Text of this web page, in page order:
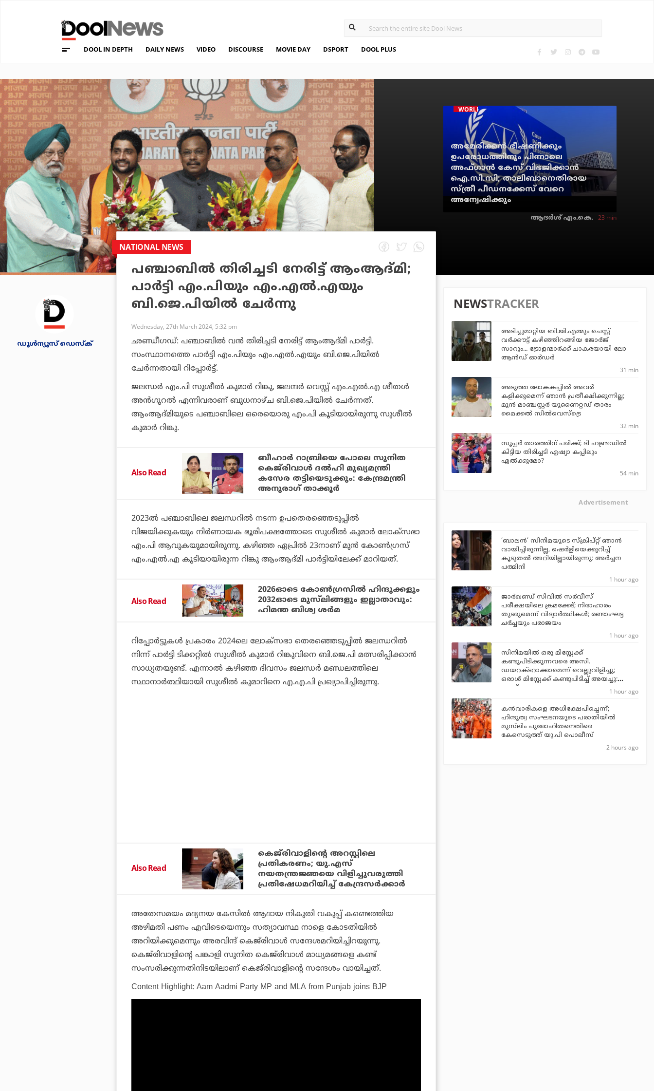
DOOL IN DEPTH DAILY NEWS VIDEO DISCOURSE MOVIE DAY DSPORT DOOL PLUS
WORLD NEWS
അമേരിക്കന്‍ ഭീഷണിക്കും
ഉപരോധത്തിനും പിന്നാലെ
അഫ്ഗാന്‍ കേസ് വിഭജിക്കാന്‍
ഐ.സി.സി; താലിബാനെതിരായ
സ്ത്രീ പീഡനക്കേസ് വേറെ
അന്വേഷിക്കും
ആദർശ് എം.കെ. 23 min
ഡൂള്‍ന്യൂസ് ഡെസ്‌ക്
NATIONAL NEWS
പഞ്ചാബില്‍ തിരിച്ചടി നേരിട്ട് ആംആദ്മി;
പാര്‍ട്ടി എം.പിയും എം.എല്‍.എയും
ബി.ജെ.പിയില്‍ ചേര്‍ന്നു
Wednesday, 27th March 2024, 5:32 pm
ഛണ്ഡീഗഡ്: പഞ്ചാബില്‍ വന്‍ തിരിച്ചടി നേരിട്ട് ആംആദ്മി പാര്‍ട്ടി.
സംസ്ഥാനത്തെ പാര്‍ട്ടി എം.പിയും എം.എല്‍.എയും ബി.ജെ.പിയില്‍
ചേര്‍ന്നതായി റിപ്പോര്‍ട്ട്.
ജലന്ധര്‍ എം.പി സുശീല്‍ കുമാര്‍ റിങ്കു, ജലന്ദര്‍ വെസ്റ്റ് എം.എല്‍.എ ശീതള്‍
അന്‍ഗൂറല്‍ എന്നിവരാണ് ബുധനാഴ്ച ബി.ജെ.പിയില്‍ ചേര്‍ന്നത്.
ആംആദ്മിയുടെ പഞ്ചാബിലെ ഒരെയൊരു എം.പി കൂടിയായിരുന്നു സുശീല്‍
കുമാര്‍ റിങ്കു.
Also Read
ബീഹാര്‍ റാബ്രിയെ പോലെ സുനിത
കെജ്‌രിവാൾ ദല്‍ഹി മുഖ്യമന്ത്രി
കസേര തട്ടിയെടുക്കും: കേന്ദ്രമന്ത്രി
അനുരാഗ് താക്കൂര്‍
2023ല്‍ പഞ്ചാബിലെ ജലന്ധറില്‍ നടന്ന ഉപതെരഞ്ഞെടുപ്പില്‍
വിജയിക്കുകയും നിര്‍ണായക ഭൂരിപക്ഷത്തോടെ സുശീല്‍ കുമാര്‍ ലോക്സഭാ
എം.പി ആവുകയുമായിരുന്നു. കഴിഞ്ഞ ഏപ്രില്‍ 23നാണ് മുന്‍ കോണ്‍ഗ്രസ്
എം.എല്‍.എ കൂടിയായിരുന്ന റിങ്കു ആംആദ്മി പാര്‍ട്ടിയിലേക്ക് മാറിയത്.
Also Read
2026ഓടെ കോണ്‍ഗ്രസില്‍ ഹിന്ദുക്കളും
2032ഓടെ മുസ്‌ലിങ്ങളും ഇല്ലാതാവും:
ഹിമന്ത ബിശ്വ ശര്‍മ
റിപ്പോര്‍ട്ടുകള്‍ പ്രകാരം 2024ലെ ലോക്സഭാ തെരഞ്ഞെടുപ്പില്‍ ജലന്ധറില്‍
നിന്ന് പാര്‍ട്ടി ടിക്കറ്റില്‍ സുശീല്‍ കുമാര്‍ റിങ്കുവിനെ ബി.ജെ.പി മത്സരിപ്പിക്കാന്‍
സാധ്യതയുണ്ട്. എന്നാല്‍ കഴിഞ്ഞ ദിവസം ജലന്ധര്‍ മണ്ഡലത്തിലെ
സ്ഥാനാര്‍ത്ഥിയായി സുശീല്‍ കുമാറിനെ എ.എ.പി പ്രഖ്യാപിച്ചിരുന്നു.
Also Read
കെജ്‌രിവാളിന്റെ അറസ്റ്റിലെ
പ്രതികരണം; യു.എസ്
നയതന്ത്രജ്ഞയെ വിളിച്ചുവരുത്തി
പ്രതിഷേധമറിയിച്ച് കേന്ദ്രസര്‍ക്കാര്‍
അതേസമയം മദ്യനയ കേസില്‍ ആദായ നികുതി വകുപ്പ് കണ്ടെത്തിയ
അഴിമതി പണം എവിടെയെന്നും സത്യാവസ്ഥ നാളെ കോടതിയില്‍
അറിയിക്കുമെന്നും അരവിന്ദ് കെജ്‌രിവാൾ സന്ദേശമറിയിച്ചിറയുന്നു.
കെജ്‌രിവാളിന്റെ പങ്കാളി സുനിത കെജ്‌രിവാൾ മാധ്യമങ്ങളെ കണ്ട്
സംസരിക്കുന്നതിനിടയിലാണ് കെജ്‌രിവാളിന്റെ സന്ദേശം വായിച്ചത്.
Content Highlight: Aam Aadmi Party MP and MLA from Punjab joins BJP
NEWSTRACKER
അടിച്ചുമാറ്റിയ ബി.ജി.എമ്മും ചെസ്റ്റ്
വര്‍ക്കൗട്ട് കഴിഞ്ഞിറങ്ങിയ ജോര്‍ജ്
സാറും... ട്രോളന്മാര്‍ക്ക് ചാകരയായി ലോ
ആന്‍ഡ് ഓര്‍ഡര്‍
31 min
അടുത്ത ലോകകപ്പില്‍ അവര്‍
കളിക്കുമെന്ന് ഞാന്‍ പ്രതീക്ഷിക്കുന്നില്ല;
മുന്‍ മാഞ്ചസ്റ്റര്‍ യുണൈറ്റഡ് താരം
മൈക്കൽ സില്‍വെസ്‌ട്രെ
32 min
സൂപ്പര്‍ താരത്തിന് പരിക്ക്; ദി ഹണ്ട്രഡില്‍
കിട്ടിയ തിരിച്ചടി ഏഷ്യാ കപ്പിലും
ഏല്‍ക്കുമോ?
54 min
Advertisement
‘ബാലൻ’ സിനിമയുടെ സ്ക്രിപ്റ്റ് ഞാൻ
വായിച്ചിരുന്നില്ല, ഷെർളിയെക്കുറിച്ച്
കൂടുതൽ അറിയില്ലായിരുന്നു: അർച്ചന
പത്മിനി
1 hour ago
ജാര്‍ഖണ്ഡ് സിവില്‍ സര്‍വീസ്
പരീക്ഷയിലെ ക്രമക്കേട്; നിരാഹാരം
തുടരുമെന്ന് വിദ്യാര്‍ത്ഥികള്‍; രണ്ടാംഘട്ട
ചര്‍ച്ചയും പരാജയം
1 hour ago
സിനിമയില്‍ ഒരു മിസ്റ്റേക്ക്
കണ്ടുപിടിക്കുന്നവരെ അസി.
ഡയറക്ടറാക്കാമെന്ന് വെല്ലുവിളിച്ചു;
ഒരാള്‍ മിസ്റ്റേക്ക് കണ്ടുപിടിച്ച് അയച്ചു:
ജൂഡ്
1 hour ago
കന്‍വാരികളെ അധിക്ഷേപിച്ചെന്ന്;
ഹിന്ദുത്വ സംഘടനയുടെ പരാതിയില്‍
മുസ്‌ലിം പുരോഹിതനെതിരെ
കേസെടുത്ത് യു.പി പൊലീസ്
2 hours ago